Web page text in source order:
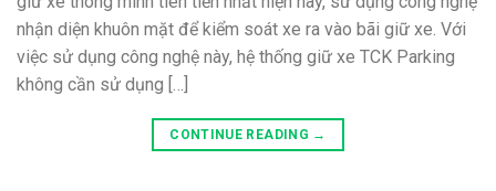
nhận diện khuôn mặt để kiểm soát xe ra vào bãi giữ xe. Với
việc sử dụng công nghệ này, hệ thống giữ xe TCK Parking
không cần sử dụng […]
CONTINUE READING →